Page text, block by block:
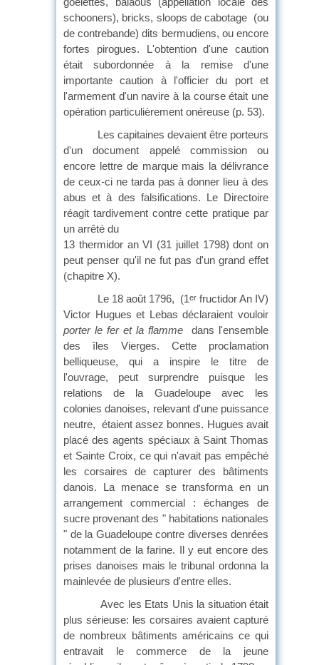
schooners), bricks, sloops de cabotage (ou
de contrebande) dits bermudiens, ou encore
fortes pirogues. L'obtention d'une caution
était subordonnée à la remise d'une
importante caution à l'officier du port et
l'armement d'un navire à la course était une
opération particulièrement onéreuse (p. 53).
Les capitaines devaient être porteurs
d'un document appelé commission ou
encore lettre de marque mais la délivrance
de ceux-ci ne tarda pas à donner lieu à des
abus et à des falsifications. Le Directoire
réagit tardivement contre cette pratique par
un arrêté du
13 thermidor an VI (31 juillet 1798) dont on
peut penser qu'il ne fut pas d'un grand effet
(chapitre X).
Le 18 août 1796, (1er fructidor An IV)
Victor Hugues et Lebas déclaraient vouloir
porter le fer et la flamme dans l'ensemble
des îles Vierges. Cette proclamation
belliqueuse, qui a inspire le titre de
l'ouvrage, peut surprendre puisque les
relations de la Guadeloupe avec les
colonies danoises, relevant d'une puissance
neutre, étaient assez bonnes. Hugues avait
placé des agents spéciaux à Saint Thomas
et Sainte Croix, ce qui n'avait pas empêché
les corsaires de capturer des bâtiments
danois. La menace se transforma en un
arrangement commercial : échanges de
sucre provenant des " habitations nationales
" de la Guadeloupe contre diverses denrées
notamment de la farine. Il y eut encore des
prises danoises mais le tribunal ordonna la
mainlevée de plusieurs d'entre elles.
Avec les Etats Unis la situation était
plus sérieuse: les corsaires avaient capturé
de nombreux bâtiments américains ce qui
entravait le commerce de la jeune